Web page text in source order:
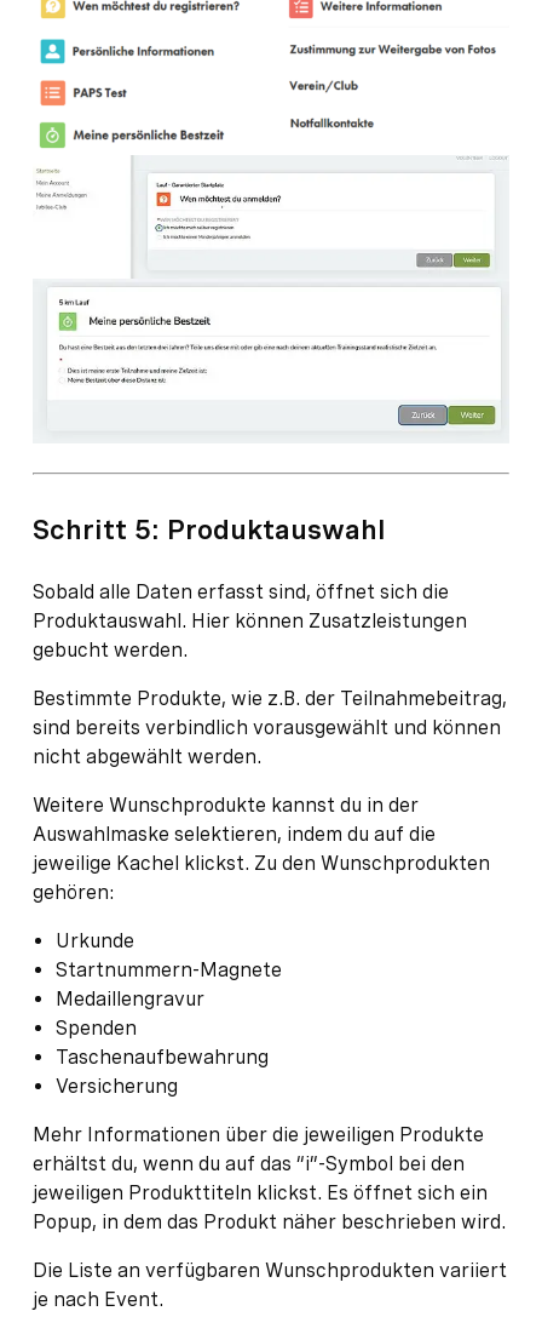
Schritt 5: Produktauswahl
Sobald alle Daten erfasst sind, öffnet sich die
Produktauswahl. Hier können Zusatzleistungen
gebucht werden.
Bestimmte Produkte, wie z.B. der Teilnahmebeitrag,
sind bereits verbindlich vorausgewählt und können
nicht abgewählt werden.
Weitere Wunschprodukte kannst du in der
Auswahlmaske selektieren, indem du auf die
jeweilige Kachel klickst. Zu den Wunschprodukten
gehören:
Urkunde
Startnummern-Magnete
Medaillengravur
Spenden
Taschenaufbewahrung
Versicherung
Mehr Informationen über die jeweiligen Produkte
erhältst du, wenn du auf das “i”-Symbol bei den
jeweiligen Produkttiteln klickst. Es öffnet sich ein
Popup, in dem das Produkt näher beschrieben wird.
Die Liste an verfügbaren Wunschprodukten variiert
je nach Event.